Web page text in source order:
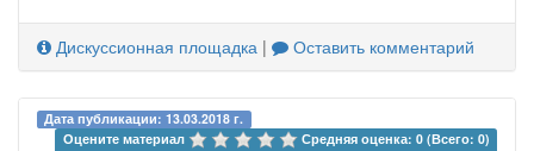
Дискуссионная площадка | Оставить комментарий
Дата публикации: 13.03.2018 г.
Оцените материал
Средняя оценка: 0 (Всего: 0)